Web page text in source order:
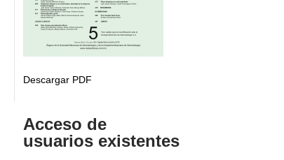
Descargar PDF
Acceso de
usuarios existentes